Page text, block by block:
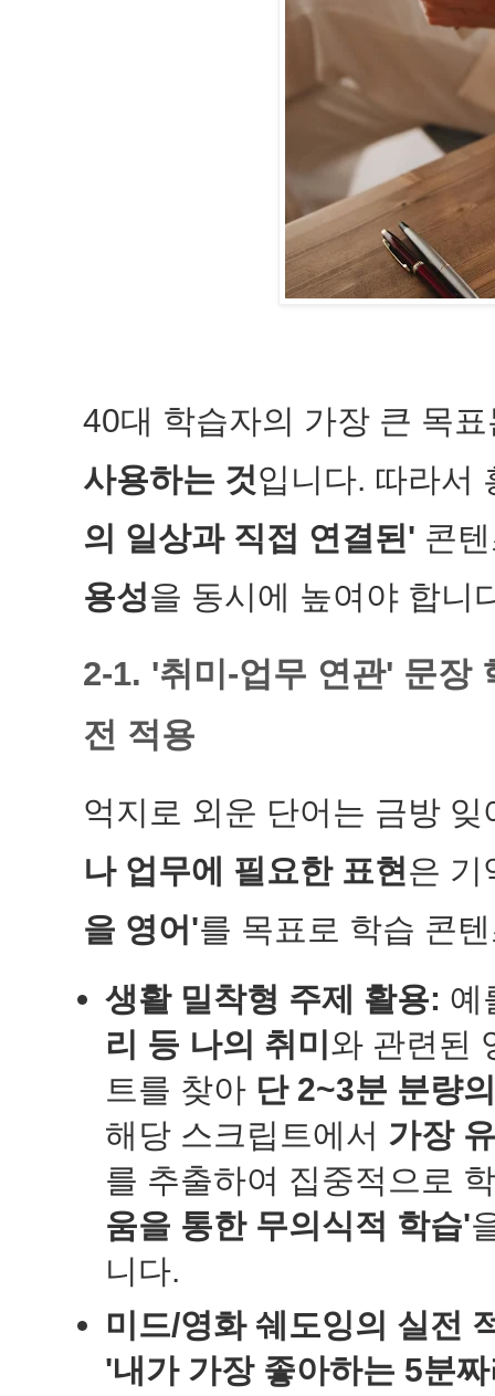
40대 학습자의 가장 큰 목
사용하는 것입니다. 따라서
의 일상과 직접 연결된' 콘
용성을 동시에 높여야 합니
2-1. '취미-업무 연관' 문장
전 적용
억지로 외운 단어는 금방
나 업무에 필요한 표현은 기
을 영어'를 목표로 학습 콘
생활 밀착형 주제 활용: 예
리 등 나의 취미 와 관련된
트를 찾아 단 2~3분 분량
해당 스크립트에서 가장
를 추출하여 집중적으로
움을 통한 무의식적 학습'
니다.
미드/영화 쉐도잉의 실전
'내가 가장 좋아하는 5분